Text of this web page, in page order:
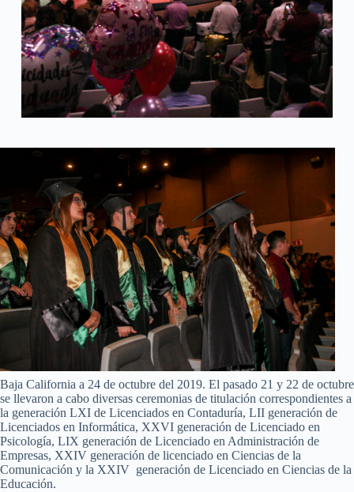
Baja California a 24 de octubre del 2019. El pasado 21 y 22 de octubre
se llevaron a cabo diversas ceremonias de titulación correspondientes a
la generación LXI de Licenciados en Contaduría, LII generación de
Licenciados en Informática, XXVI generación de Licenciado en
Psicología, LIX generación de Licenciado en Administración de
Empresas, XXIV generación de licenciado en Ciencias de la
Comunicación y la XXIV generación de Licenciado en Ciencias de la
Educación.